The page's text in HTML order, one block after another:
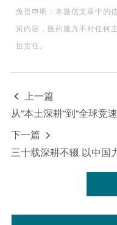
免责申明：本微信文章中的
策内容，医药魔方不对任何
担责任。

上一篇
下一篇 